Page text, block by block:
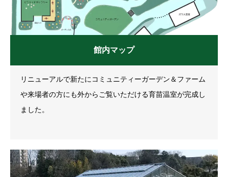
館内マップ
リニューアルで新たにコミュニティーガーデン＆ファーム
や来場者の方にも外からご覧いただける育苗温室が完成し
ました。